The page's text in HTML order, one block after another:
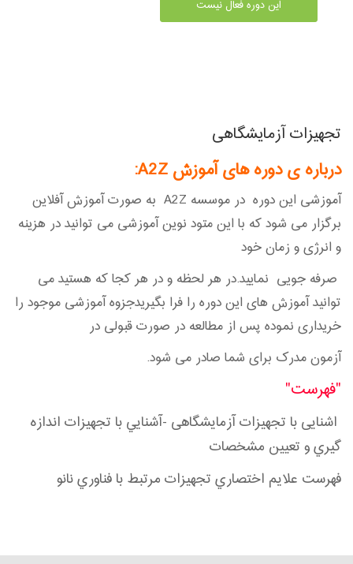
این دوره فعال نیست
تجهیزات آزمایشگاهی
درباره ی دوره های آموزش A2Z :
آموزشی این دوره در موسسه A2Z به صورت آموزش آفلاین
برگزار می شود که با این متود نوین آموزشی می توانید در هزینه
و انرژی و زمان خود
صرفه جویی نمایید.در هر لحظه و در هر کجا که هستید می
توانید آموزش های این دوره را فرا بگیریدجزوه آموزشی موجود را
خریداری نموده پس از مطالعه در صورت قبولی در
آزمون مدرک برای شما صادر می شود.
"فهرست"
اشنایی با تجهیزات آزمایشگاهی -آشنايي با تجهيزات اندازه
گيري و تعيين مشخصات
فهرست علايم اختصاري تجهيزات مرتبط با فناوري نانو